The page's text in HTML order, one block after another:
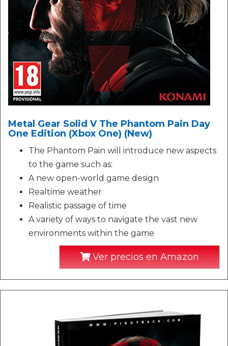
Metal Gear Solid V The Phantom Pain Day
One Edition (Xbox One) (New)
The Phantom Pain will introduce new aspects
to the game such as:
A new open-world game design
Realtime weather
Realistic passage of time
A variety of ways to navigate the vast new
environments within the game
Ver precios en Amazon